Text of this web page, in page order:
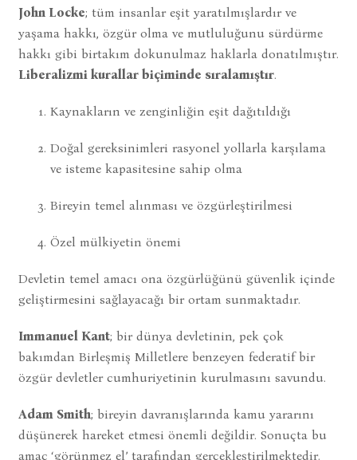
John Locke; tüm insanlar eşit yaratılmışlardır ve
yaşama hakkı, özgür olma ve mutluluğunu sürdürme
hakkı gibi birtakım dokunulmaz haklarla donatılmıştır.
Liberalizmi kurallar biçiminde sıralamıştır.
Kaynakların ve zenginliğin eşit dağıtıldığı
Doğal gereksinimleri rasyonel yollarla karşılama
ve isteme kapasitesine sahip olma
Bireyin temel alınması ve özgürleştirilmesi
Özel mülkiyetin önemi
Devletin temel amacı ona özgürlüğünü güvenlik içinde
geliştirmesini sağlayacağı bir ortam sunmaktadır.
Immanuel Kant; bir dünya devletinin, pek çok
bakımdan Birleşmiş Milletlere benzeyen federatif bir
özgür devletler cumhuriyetinin kurulmasını savundu.
Adam Smith; bireyin davranışlarında kamu yararını
düşünerek hareket etmesi önemli değildir. Sonuçta bu
amaç ‘görünmez el’ tarafından gerçekleştirilmektedir.